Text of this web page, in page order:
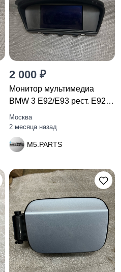
2 000 ₽
Монитор мультимедиа
BMW 3 E92/E93 рест. E92
2010
Москва
2 месяца назад
M5.PARTS